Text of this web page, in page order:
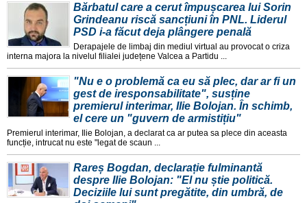
Bărbatul care a cerut împușcarea lui Sorin
Grindeanu riscă sancțiuni în PNL. Liderul
PSD i-a făcut deja plângere penală
Derapajele de limbaj din mediul virtual au provocat o criza
interna majora la nivelul filialei județene Valcea a Partidu ...
"Nu e o problemă ca eu să plec, dar ar fi un
gest de iresponsabilitate", susține
premierul interimar, Ilie Bolojan. În schimb,
el cere un "guvern de armistițiu"
Premierul interimar, Ilie Bolojan, a declarat ca ar putea sa plece din aceasta
funcție, intrucat nu este "legat de scaun ...
Rareș Bogdan, declarație fulminantă
despre Ilie Bolojan: "El nu știe politică.
Deciziile lui sunt pregătite, din umbră, de